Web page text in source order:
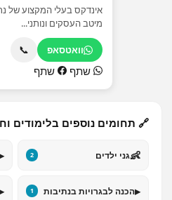
אינדקס בעלי המקצוע של
מיטב העסקים ונותני...
וואטסאפ 📞
שתף שתף
🔗 תחומים נוספים בלימודים
👶גני ילדים 2
▸הכנה לבגרויות בנתיבות 1